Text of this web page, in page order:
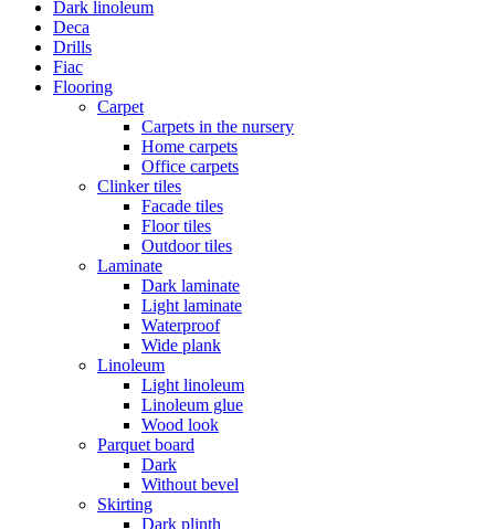
Dark linoleum
Deca
Drills
Fiac
Flooring
Carpet
Carpets in the nursery
Home carpets
Office carpets
Clinker tiles
Facade tiles
Floor tiles
Outdoor tiles
Laminate
Dark laminate
Light laminate
Waterproof
Wide plank
Linoleum
Light linoleum
Linoleum glue
Wood look
Parquet board
Dark
Without bevel
Skirting
Dark plinth